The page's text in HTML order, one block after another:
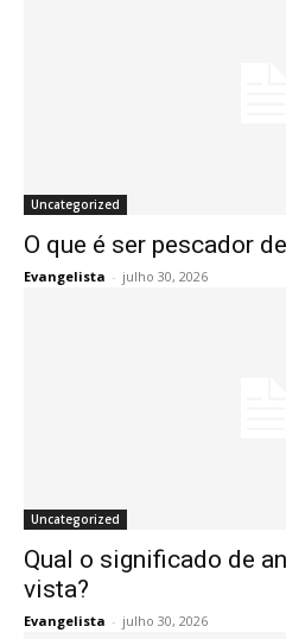
Uncategorized
O que é ser pescador
Evangelista - julho 30, 2026
Uncategorized
Qual o significado de
vista?
Evangelista - julho 30, 2026